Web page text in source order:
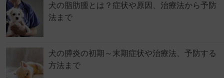
犬の脂肪腫とは？症状や原因、治療法から予防
法まで
犬の膵炎の初期～末期症状や治療法、予防する
方法まで